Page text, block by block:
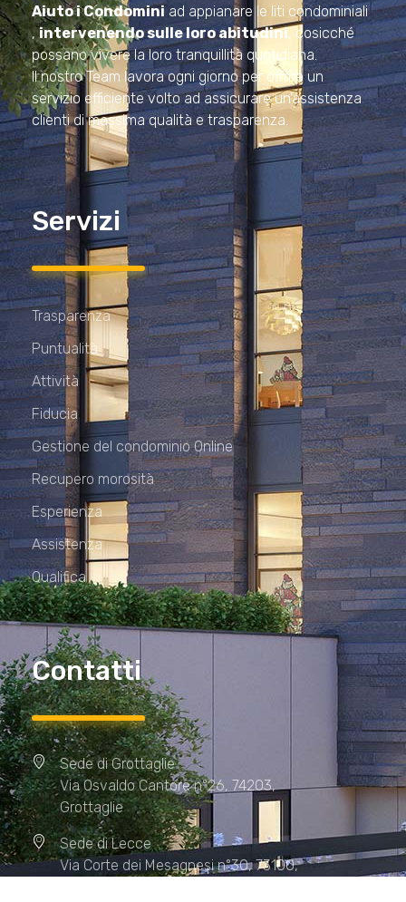
Aiuto i Condominiad appianare le liti condominiali
,intervenendo sulle loro abitudini, cosicché
possano vivere la loro tranquillità quotidiana.
Il nostro Team lavora ogni giorno per offrire un
servizio efficiente volto ad assicurare un’assistenza
clienti di massima qualità e trasparenza.
Servizi
Trasparenza
Puntualità
Attività
Fiducia
Gestione del condominio Online
Recupero morosità
Esperienza
Assistenza
Qualifica
Contatti
Sede di Grottaglie
Via Osvaldo Cantore n°26, 74203,
Grottaglie
Sede di Lecce
Via Corte dei Mesagnesi n°30, 73100,